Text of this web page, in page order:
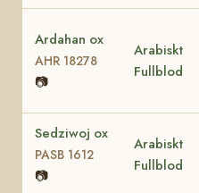
Ardahan ox
AHR 18278
📷
Arabiskt
Fullblod
Sedziwoj ox
PASB 1612
📷
Arabiskt
Fullblod